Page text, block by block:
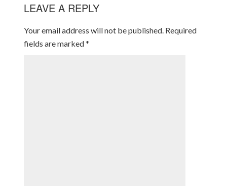
LEAVE A REPLY
Your email address will not be published. Required
fields are marked*